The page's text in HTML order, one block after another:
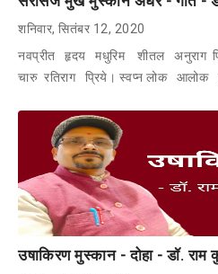
शनिवार, सितंबर 12, 2020
नवप्रीत हृदय मधुरिम शीतल अनुराग
चारु रतिराग प्रिये। स्वप्न लोक
उषाकिरण मुस्कान - दोहा - डॉ.